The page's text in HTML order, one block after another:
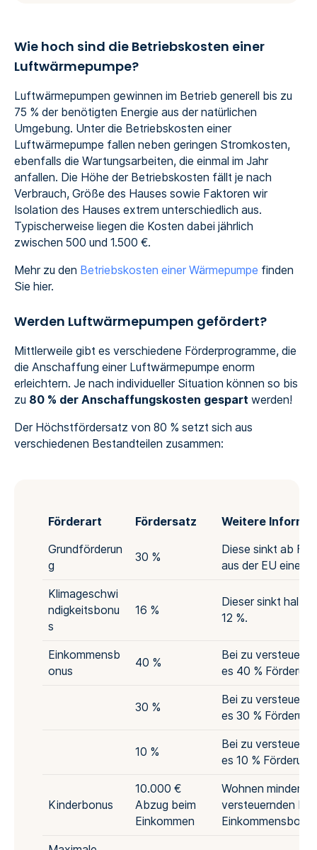
Wie hoch sind die Betriebskosten einer
Luftwärmepumpe?
Luftwärmepumpen gewinnen im Betrieb generell bis zu
75 % der benötigten Energie aus der natürlichen
Umgebung. Unter die Betriebskosten einer
Luftwärmepumpe fallen neben geringen Stromkosten,
ebenfalls die Wartungsarbeiten, die einmal im Jahr
anfallen. Die Höhe der Betriebskosten fällt je nach
Verbrauch, Größe des Hauses sowie Faktoren wir
Isolation des Hauses extrem unterschiedlich aus.
Typischerweise liegen die Kosten dabei jährlich
zwischen 500 und 1.500 €.
Mehr zu den Betriebskosten einer Wärmepumpe finden
Sie hier.
Werden Luftwärmepumpen gefördert?
Mittlerweile gibt es verschiedene Förderprogramme, die
die Anschaffung einer Luftwärmepumpe enorm
erleichtern. Je nach individueller Situation können so bis
zu 80 % der Anschaffungskosten gespart werden!
Der Höchstfördersatz von 80 % setzt sich aus
verschiedenen Bestandteilen zusammen:
Förderart Fördersatz Weitere
Grundförderun
g
30 %
Diese sinkt ab
aus der EU einen
Klimageschwi
ndigkeitsbonu
s
16 %
Dieser sinkt
12 %.
Einkommensb
onus
40 %
Bei zu
es 40 %
30 %
Bei zu
es 30 %
10 %
Bei zu
es 10 % Förderung.
Kinderbonus
10.000 €
Abzug beim
Einkommen
Wohnen
versteuernden